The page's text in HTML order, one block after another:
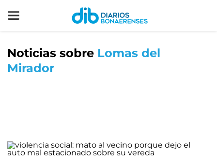
Noticias sobre Lomas del
Mirador